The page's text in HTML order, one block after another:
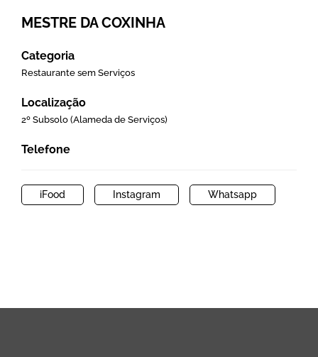
MESTRE DA COXINHA
Categoria
Restaurante sem Serviços
Localização
2º Subsolo (Alameda de Serviços)
Telefone
iFood Instagram Whatsapp